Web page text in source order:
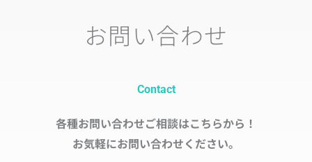
お問い合わせ
Contact
各種お問い合わせご相談はこちらから！
お気軽にお問い合わせください。